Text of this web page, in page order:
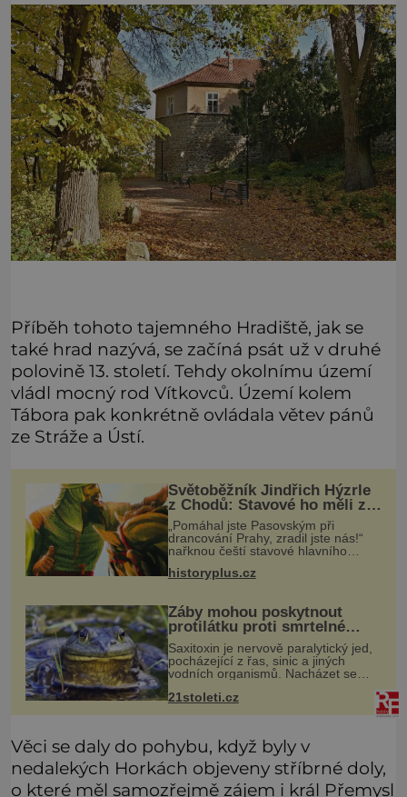
Příběh tohoto tajemného Hradiště, jak se
také hrad nazývá, se začíná psát už v druhé
polovině 13. století. Tehdy okolnímu území
vládl mocný rod Vítkovců. Území kolem
Tábora pak konkrétně ovládala větev pánů
ze Stráže a Ústí.
Světoběžník Jindřich Hýzrle
z Chodů: Stavové ho měli za
zrádce
„Pomáhal jste Pasovským při
drancování Prahy, zradil jste nás!“
nařknou čeští stavové hlavního
Jindřich se však zastrašit nenechá.
historyplus.cz
Žáby mohou poskytnout
protilátku proti smrtelné
otravě měkkýši
Saxitoxin je nervově paralytický jed,
pocházející z řas, sinic a jiných
vodních organismů. Nacházet se
mlžích, jako jsou ústřice nebo slávky.
21stoleti.cz
Věci se daly do pohybu, když byly v
nedalekých Horkách objeveny stříbrné doly,
o které měl samozřejmě zájem i král Přemysl